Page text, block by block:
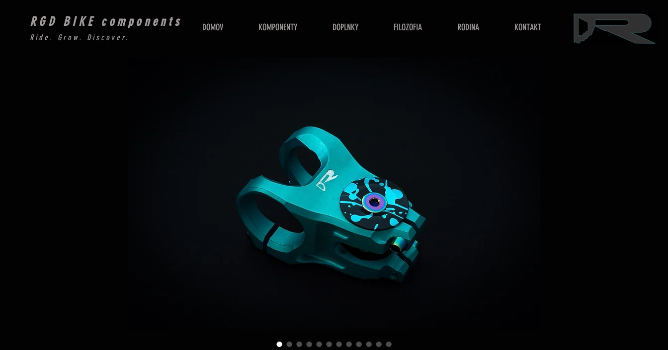
RGD BIKE components
Ride. Grow. Discover.
DOMOV KOMPONENTY DOPLNKY FILOZOFIA RODINA KONTAKT